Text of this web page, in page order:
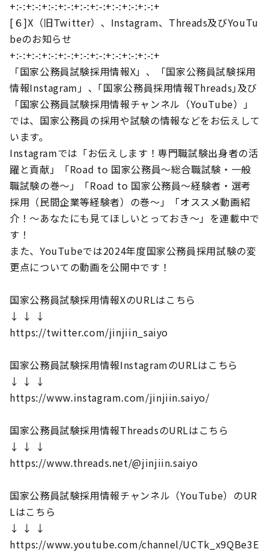
+:-:+:-:+:-:+:-:+:-:+:-:+:-:+:-:+:-:+
[６]X（旧Twitter）、Instagram、Threads及びYouTu
beのお知らせ
+:-:+:-:+:-:+:-:+:-:+:-:+:-:+:-:+:-:+
「国家公務員試験採用情報X」、「国家公務員試験採用
情報Instagram」、｢国家公務員採用情報Threads｣及び
「国家公務員試験採用情報チャンネル（YouTube）」
では、国家公務員の採用や試験の情報などをお伝えして
います。
Instagramでは「お伝えします！専門職試験出身者の活
躍と貢献」「Road to 国家公務員～総合職試験・一般
職試験の巻～」「Road to 国家公務員～経験者・選考
採用（民間企業等経験者）の巻～」「オススメ動画紹
介！～あなたにも見てほしいとっておき～」を連載中で
す！
また、YouTubeでは2024年度国家公務員採用試験の変
更点についての動画を公開中です！
国家公務員試験採用情報XのURLはこちら
↓ ↓ ↓
https://twitter.com/jinjiin_saiyo
国家公務員試験採用情報InstagramのURLはこちら
↓ ↓ ↓
https://www.instagram.com/jinjiin.saiyo/
国家公務員試験採用情報ThreadsのURLはこちら
↓ ↓ ↓
https://www.threads.net/@jinjiin.saiyo
国家公務員試験採用情報チャンネル（YouTube）のUR
Lはこちら
↓ ↓ ↓
https://www.youtube.com/channel/UCTk_x9QBe3E